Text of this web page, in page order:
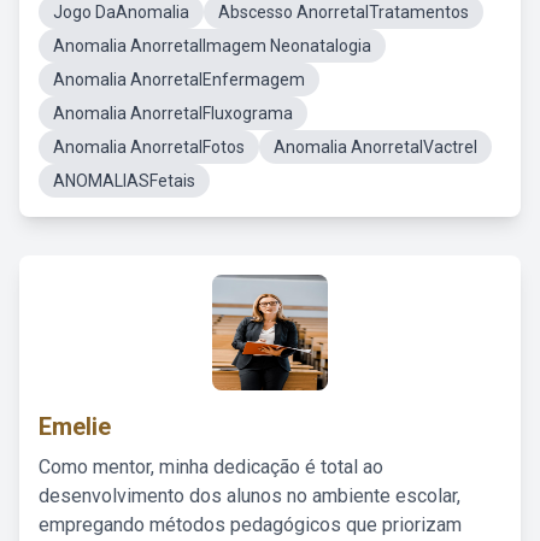
Jogo DaAnomalia
Abscesso AnorretalTratamentos
Anomalia AnorretalImagem Neonatalogia
Anomalia AnorretalEnfermagem
Anomalia AnorretalFluxograma
Anomalia AnorretalFotos
Anomalia AnorretalVactrel
ANOMALIASFetais
Emelie
Como mentor, minha dedicação é total ao
desenvolvimento dos alunos no ambiente escolar,
empregando métodos pedagógicos que priorizam